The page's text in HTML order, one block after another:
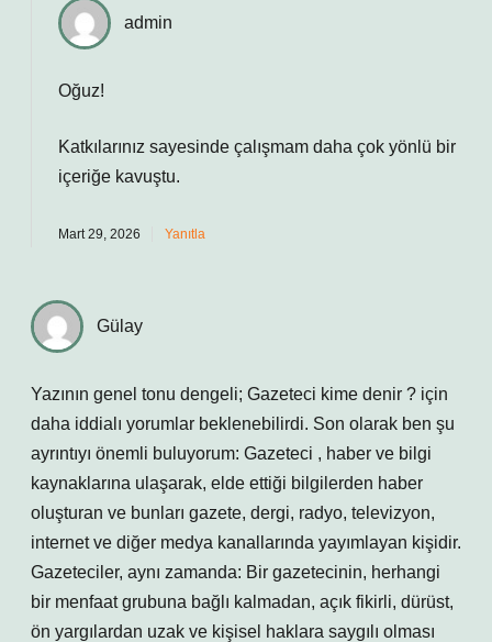
admin
Oğuz!
Katkılarınız sayesinde çalışmam daha çok yönlü bir
içeriğe kavuştu.
Mart 29, 2026 Yanıtla
Gülay
Yazının genel tonu dengeli; Gazeteci kime denir ? için
daha iddialı yorumlar beklenebilirdi. Son olarak ben şu
ayrıntıyı önemli buluyorum: Gazeteci , haber ve bilgi
kaynaklarına ulaşarak, elde ettiği bilgilerden haber
oluşturan ve bunları gazete, dergi, radyo, televizyon,
internet ve diğer medya kanallarında yayımlayan kişidir.
Gazeteciler, aynı zamanda: Bir gazetecinin, herhangi
bir menfaat grubuna bağlı kalmadan, açık fikirli, dürüst,
ön yargılardan uzak ve kişisel haklara saygılı olması